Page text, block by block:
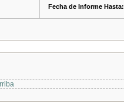
Fecha de Informe Hasta: